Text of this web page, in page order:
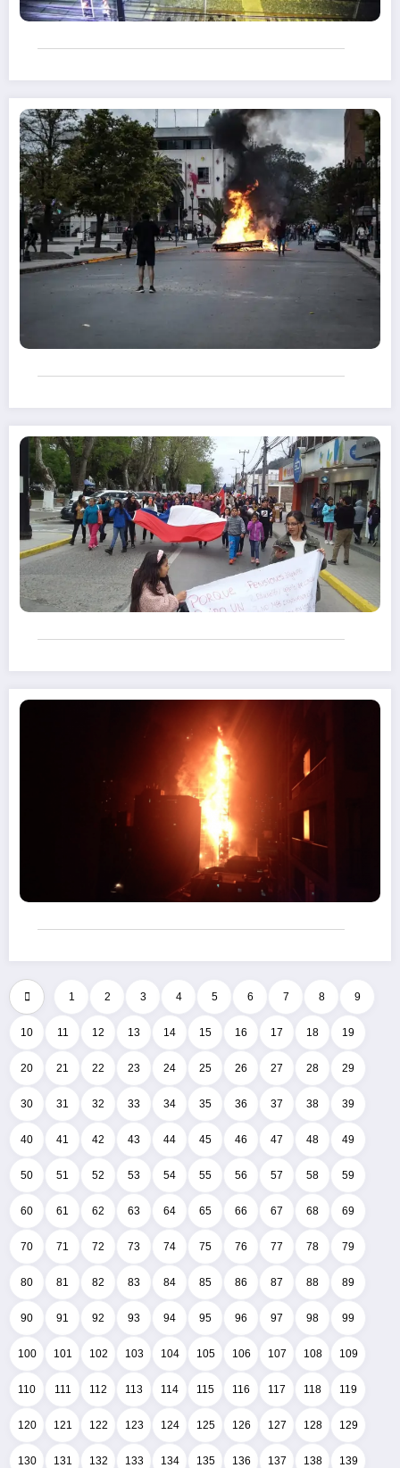
1 2 3 4 5 6 7 8 9
10 11 12 13 14 15 16 17 18 19
20 21 22 23 24 25 26 27 28 29
30 31 32 33 34 35 36 37 38 39
40 41 42 43 44 45 46 47 48 49
50 51 52 53 54 55 56 57 58 59
60 61 62 63 64 65 66 67 68 69
70 71 72 73 74 75 76 77 78 79
80 81 82 83 84 85 86 87 88 89
90 91 92 93 94 95 96 97 98 99
100 101 102 103 104 105 106 107 108 109
110 111 112 113 114 115 116 117 118 119
120 121 122 123 124 125 126 127 128 129
130 131 132 133 134 135 136 137 138 139